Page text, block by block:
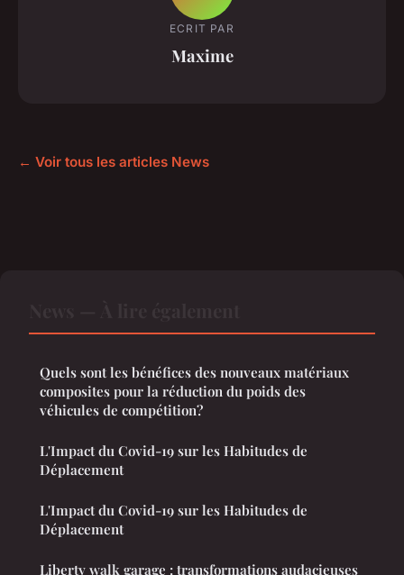
ECRIT PAR
Maxime
← Voir tous les articles News
Quels sont les bénéfices des nouveaux matériaux
composites pour la réduction du poids des
véhicules de compétition?
L'Impact du Covid-19 sur les Habitudes de
Déplacement
L'Impact du Covid-19 sur les Habitudes de
Déplacement
Liberty walk garage : transformations audacieuses